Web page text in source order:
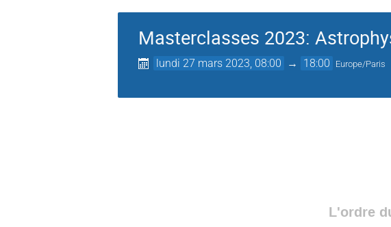
Masterclasses 2023:
lundi 27 mars 2023, 08:00 → 18:00 Europe/Paris
L'ordre